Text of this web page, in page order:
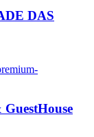
DAS